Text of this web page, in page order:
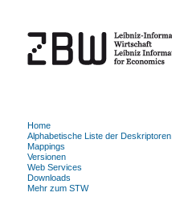
Home
Alphabetische Liste der Deskriptoren
Mappings
Versionen
Web Services
Downloads
Mehr zum STW